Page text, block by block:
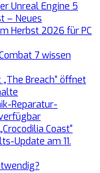
Unreal Engine 5
– Neues
Herbst 2026 für PC
7 wissen
„The Breach“ öffnet
Reparatur-
Coast“
Update am 11.